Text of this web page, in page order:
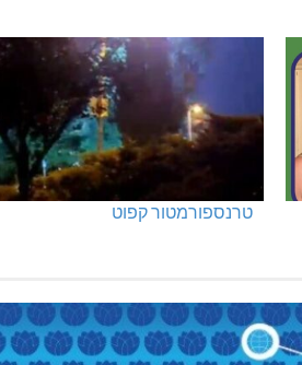
טרנספורמטור קפוט